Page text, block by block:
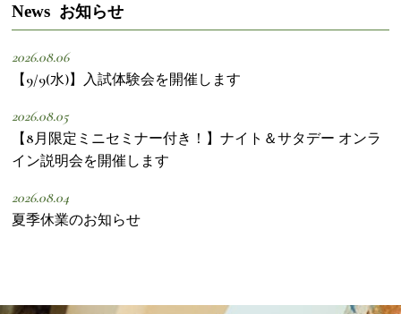
News お知らせ
2026.08.06
【9/9(水)】入試体験会を開催します
2026.08.05
【8月限定ミニセミナー付き！】ナイト＆サタデー オンラ
イン説明会を開催します
2026.08.04
夏季休業のお知らせ